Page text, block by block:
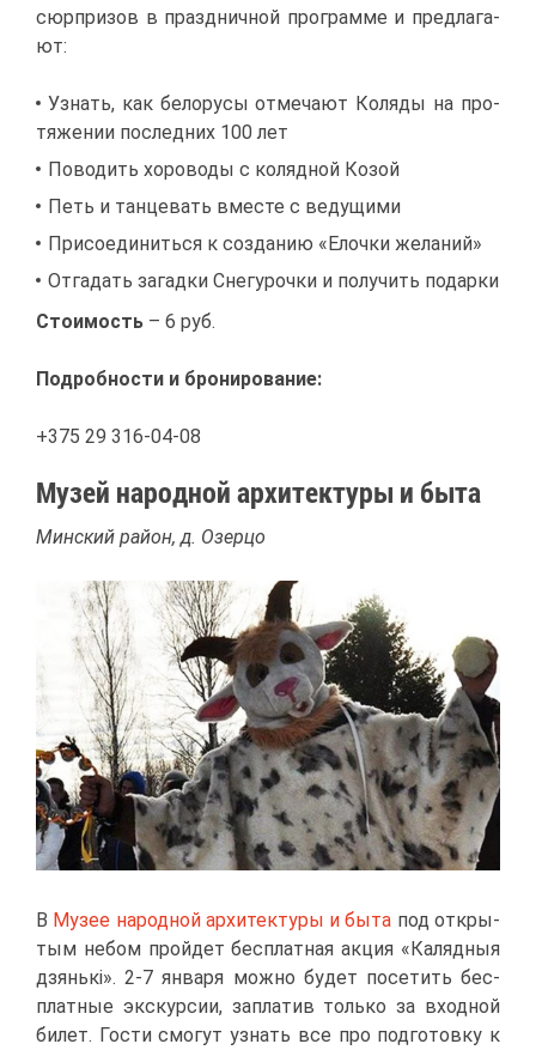
сюр­при­зов в празд­нич­ной про­грам­ме и пред­ла­га­
ют:
Узнать, как бе­ло­ру­сы от­ме­ча­ют Ко­ля­ды на про­
тя­же­нии по­след­них 100 лет
По­во­дить хо­ро­во­ды с ко­ляд­ной Ко­зой
Петь и тан­це­вать вме­сте с ве­ду­щи­ми
При­со­еди­нить­ся к со­зда­нию «Елоч­ки же­ла­ний»
От­га­дать за­гад­ки Сне­гу­роч­ки и по­лу­чить по­дар­ки
Сто­и­мость – 6 руб.
По­дроб­но­сти и бро­ни­ро­ва­ние:
+375 29 316-04-08
Му­зей на­род­ной ар­хи­тек­ту­ры и бы­та
Мин­ский рай­он, д. Озер­цо
В Му­зее на­род­ной ар­хи­тек­ту­ры и бы­та под от­кры­
тым небом прой­дет бес­плат­ная ак­ция «Каляд­ныя
дзянькі». 2-7 ян­ва­ря мож­но бу­дет по­се­тить бес­
плат­ные экс­кур­сии, за­пла­тив толь­ко за вход­ной
би­лет. Го­сти смо­гут узнать все про под­го­тов­ку к